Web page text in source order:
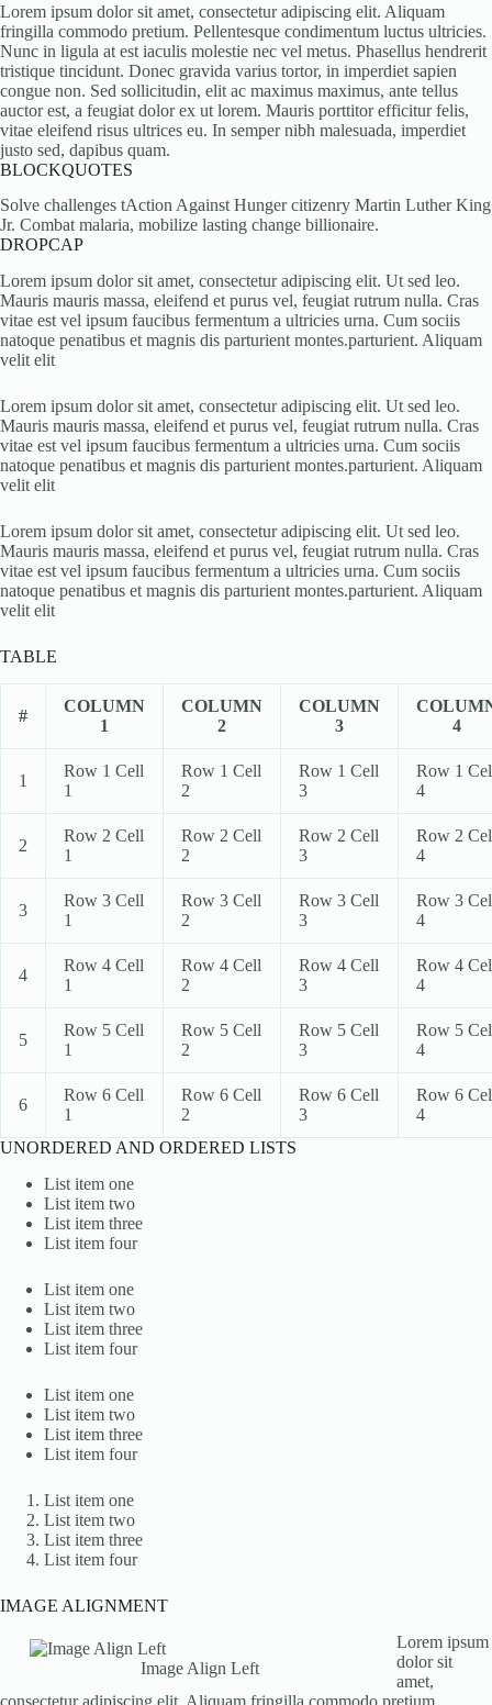
Lorem ipsum dolor sit amet, consectetur adipiscing elit. Aliquam
fringilla commodo pretium. Pellentesque condimentum luctus ultricies.
Nunc in ligula at est iaculis molestie nec vel metus. Phasellus hendrerit
tristique tincidunt. Donec gravida varius tortor, in imperdiet sapien
congue non. Sed sollicitudin, elit ac maximus maximus, ante tellus
auctor est, a feugiat dolor ex ut lorem. Mauris porttitor efficitur felis,
vitae eleifend risus ultrices eu. In semper nibh malesuada, imperdiet
justo sed, dapibus quam.
BLOCKQUOTES
Solve challenges tAction Against Hunger citizenry Martin Luther King
Jr. Combat malaria, mobilize lasting change billionaire.
DROPCAP
Lorem ipsum dolor sit amet, consectetur adipiscing elit. Ut sed leo.
Mauris mauris massa, eleifend et purus vel, feugiat rutrum nulla. Cras
vitae est vel ipsum faucibus fermentum a ultricies urna. Cum sociis
natoque penatibus et magnis dis parturient montes.parturient. Aliquam
velit elit
Lorem ipsum dolor sit amet, consectetur adipiscing elit. Ut sed leo.
Mauris mauris massa, eleifend et purus vel, feugiat rutrum nulla. Cras
vitae est vel ipsum faucibus fermentum a ultricies urna. Cum sociis
natoque penatibus et magnis dis parturient montes.parturient. Aliquam
velit elit
Lorem ipsum dolor sit amet, consectetur adipiscing elit. Ut sed leo.
Mauris mauris massa, eleifend et purus vel, feugiat rutrum nulla. Cras
vitae est vel ipsum faucibus fermentum a ultricies urna. Cum sociis
natoque penatibus et magnis dis parturient montes.parturient. Aliquam
velit elit
TABLE
#
COLUMN
1
COLUMN
2
COLUMN
3
4
1
Row 1 Cell
1
Row 1 Cell
2
Row 1 Cell
3
Row 1
4
2
Row 2 Cell
1
Row 2 Cell
2
Row 2 Cell
3
Row 2
4
3
Row 3 Cell
1
Row 3 Cell
2
Row 3 Cell
3
Row 3
4
4
Row 4 Cell
1
Row 4 Cell
2
Row 4 Cell
3
Row 4
4
5
Row 5 Cell
1
Row 5 Cell
2
Row 5 Cell
3
Row 5
4
6
Row 6 Cell
1
Row 6 Cell
2
Row 6 Cell
3
Row 6
4
UNORDERED AND ORDERED LISTS
List item one
List item two
List item three
List item four
List item one
List item two
List item three
List item four
List item one
List item two
List item three
List item four
List item one
List item two
List item three
List item four
IMAGE ALIGNMENT
Image Align Left
Lorem ipsum
dolor sit
amet,
consectetur adipiscing elit. Aliquam fringilla commodo pretium.